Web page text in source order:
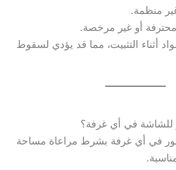
منظمة.
محترفة أو غير مرخصة.
أثناء التثبيت، مما قد يؤدي لسقوط
للشاشة في أي غرفة؟
في أي غرفة بشرط مراعاة مساحة